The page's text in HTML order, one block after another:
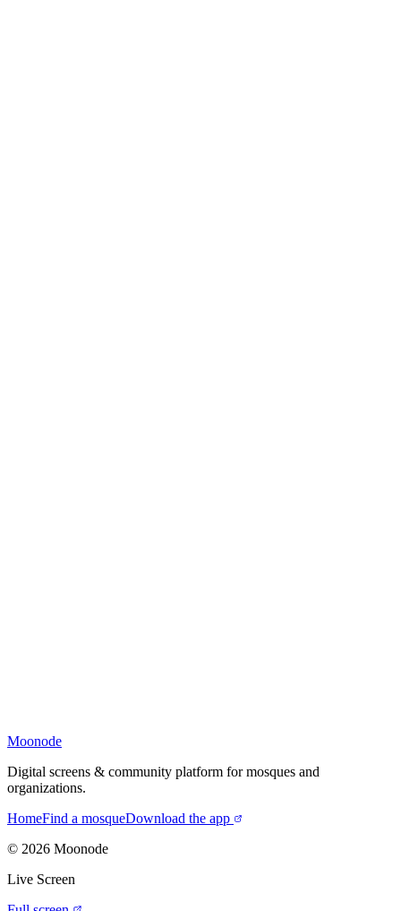
Moonode
Digital screens & community platform for mosques and
organizations.
HomeFind a mosqueDownload the app
© 2026 Moonode
Live Screen